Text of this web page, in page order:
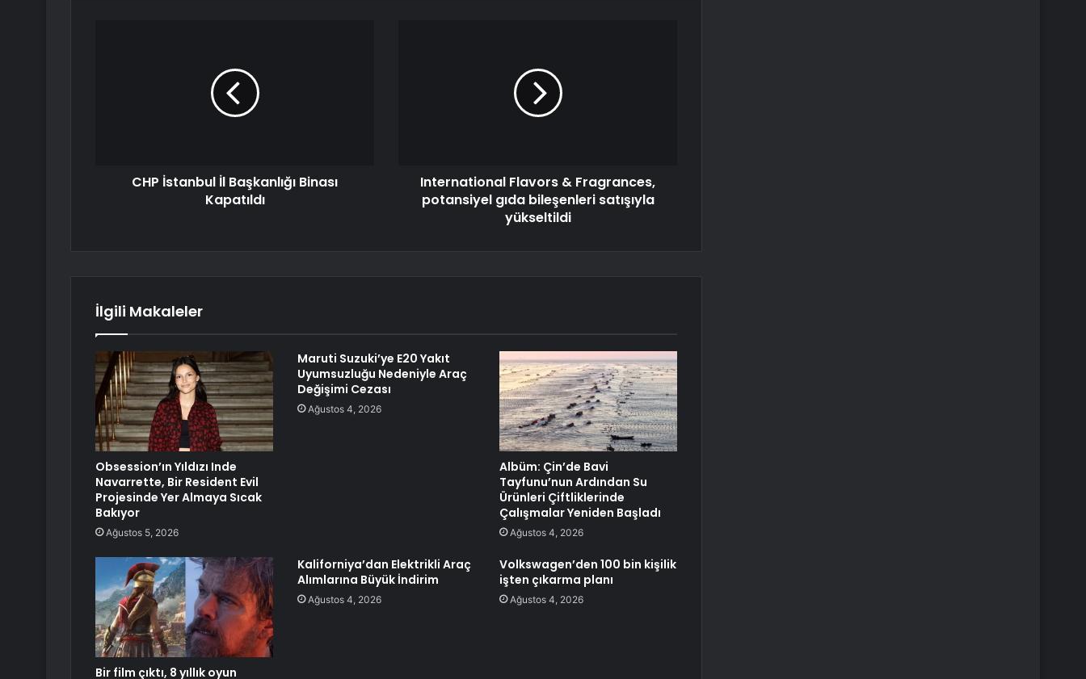
CHP İstanbul İl Başkanlığı Binası
Kapatıldı
International Flavors & Fragrances,
potansiyel gıda bileşenleri satışıyla
yükseltildi
İlgili Makaleler
Obsession’ın Yıldızı Inde
Navarrette, Bir Resident Evil
Projesinde Yer Almaya Sıcak
Bakıyor
Ağustos 5, 2026
Maruti Suzuki’ye E20 Yakıt
Uyumsuzluğu Nedeniyle Araç
Değişimi Cezası
Ağustos 4, 2026
Albüm: Çin’de Bavi
Tayfunu’nun Ardından Su
Ürünleri Çiftliklerinde
Çalışmalar Yeniden Başladı
Ağustos 4, 2026
Bir film çıktı, 8 yıllık oyun
Kaliforniya’dan Elektrikli Araç
Alımlarına Büyük İndirim
Ağustos 4, 2026
Volkswagen’den 100 bin kişilik
işten çıkarma planı
Ağustos 4, 2026